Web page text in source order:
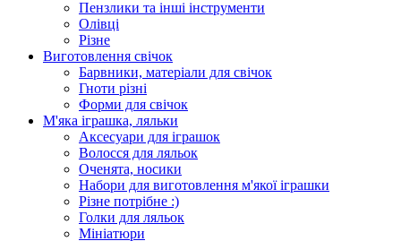
Пензлики та інші інструменти
Олівці
Різне
Виготовлення свічок
Барвники, матеріали для свічок
Гноти різні
Форми для свічок
М'яка іграшка, ляльки
Аксесуари для іграшок
Волосся для ляльок
Оченята, носики
Набори для виготовлення м'якої іграшки
Різне потрібне :)
Голки для ляльок
Мініатюри